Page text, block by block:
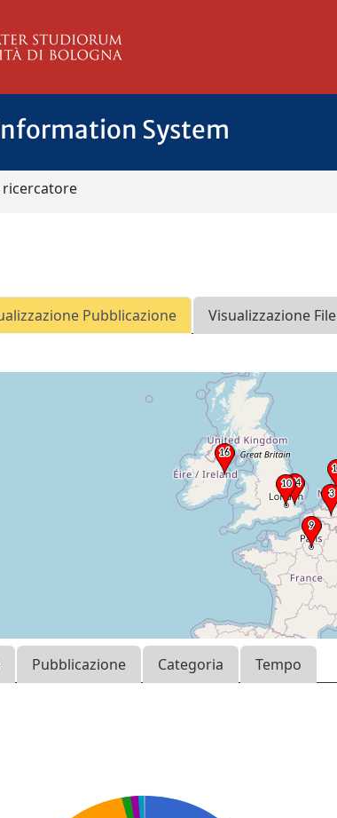
System
Pubblicazione Visualizzazione File
Pubblicazione Categoria
Tempo